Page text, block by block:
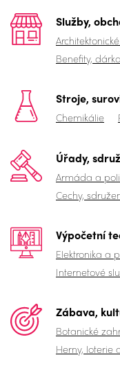
Služby,
Benefity,
Stroje,
Chemikálie
Úřady,
Armáda a
Cechy,
Výpočetní
Elektronika a
Internetové
Zábava,
Botanické
Herny, loterie